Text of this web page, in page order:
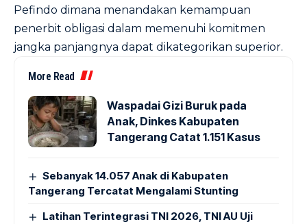
Pefindo dimana menandakan kemampuan
penerbit obligasi dalam memenuhi komitmen
jangka panjangnya dapat dikategorikan superior.
More Read
Waspadai Gizi Buruk pada
Anak, Dinkes Kabupaten
Tangerang Catat 1.151 Kasus
Sebanyak 14.057 Anak di Kabupaten
Tangerang Tercatat Mengalami Stunting
Latihan Terintegrasi TNI 2026, TNI AU Uji